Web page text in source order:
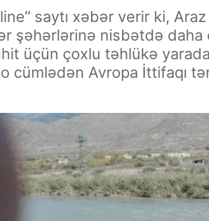
saytı xəbər verir ki,
şəhərlərinə nisbətdə
üçün çoxlu təhlükə
cümlədən Avropa İttifaqı